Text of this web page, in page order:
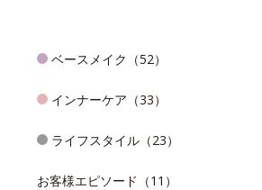
ベースメイク（52）
インナーケア（33）
ライフスタイル（23）
お客様エピソード（11）